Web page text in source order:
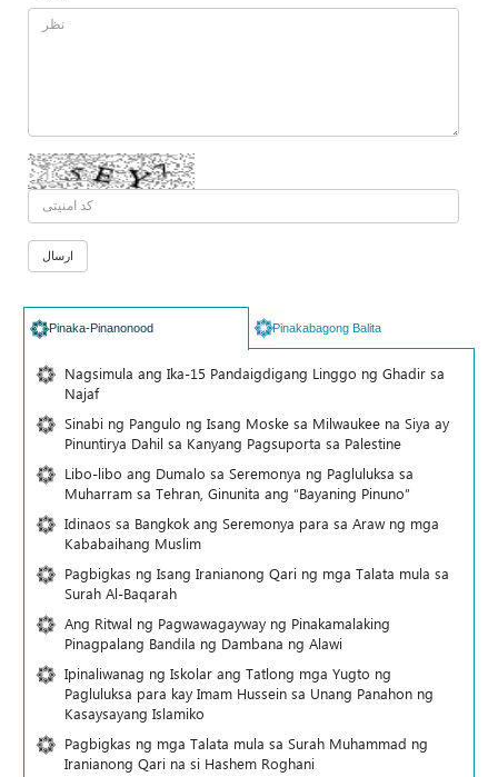
Pinaka-Pinanonood Pinakabagong Balita
Nagsimula ang Ika-15 Pandaigdigang Linggo ng Ghadir sa
Najaf
Sinabi ng Pangulo ng Isang Moske sa Milwaukee na Siya ay
Pinuntirya Dahil sa Kanyang Pagsuporta sa Palestine
Libo-libo ang Dumalo sa Seremonya ng Pagluluksa sa
Muharram sa Tehran, Ginunita ang “Bayaning Pinuno”
Idinaos sa Bangkok ang Seremonya para sa Araw ng mga
Kababaihang Muslim
Pagbigkas ng Isang Iranianong Qari ng mga Talata mula sa
Surah Al-Baqarah
Ang Ritwal ng Pagwawagayway ng Pinakamalaking
Pinagpalang Bandila ng Dambana ng Alawi
Ipinaliwanag ng Iskolar ang Tatlong mga Yugto ng
Pagluluksa para kay Imam Hussein sa Unang Panahon ng
Kasaysayang Islamiko
Pagbigkas ng mga Talata mula sa Surah Muhammad ng
Iranianong Qari na si Hashem Roghani